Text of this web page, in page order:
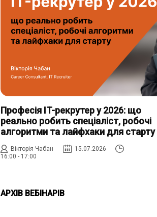
Професія IT-рекрутер у 2026: що
реально робить спеціаліст, робочі
алгоритми та лайфхаки для старту
Вікторія Чабан
15.07.2026
16:00 - 17:00
АРХІВ ВЕБІНАРІВ